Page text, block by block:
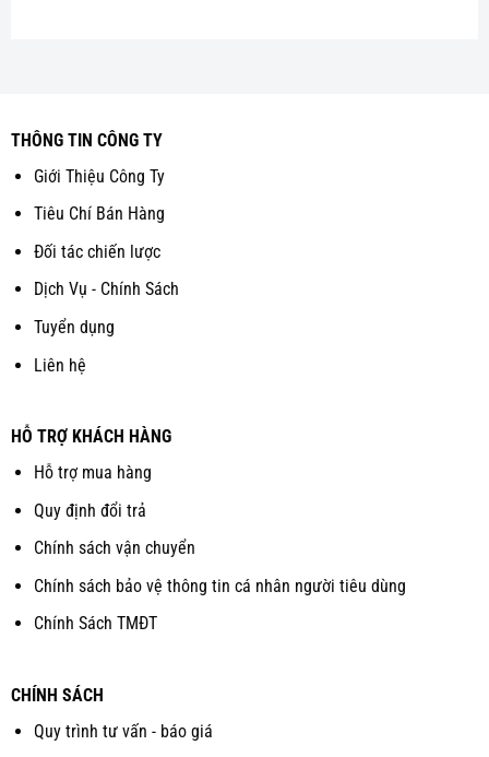
THÔNG TIN CÔNG TY
Giới Thiệu Công Ty
Tiêu Chí Bán Hàng
Đối tác chiến lược
Dịch Vụ - Chính Sách
Tuyển dụng
Liên hệ
HỖ TRỢ KHÁCH HÀNG
Hỗ trợ mua hàng
Quy định đổi trả
Chính sách vận chuyển
Chính sách bảo vệ thông tin cá nhân người tiêu dùng
Chính Sách TMĐT
CHÍNH SÁCH
Quy trình tư vấn - báo giá